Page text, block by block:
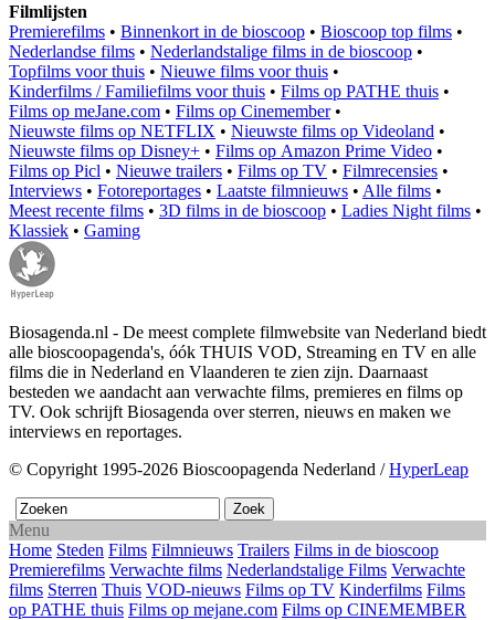
Filmlijsten
Premierefilms • Binnenkort in de bioscoop • Bioscoop top films •
Nederlandse films • Nederlandstalige films in de bioscoop •
Topfilms voor thuis • Nieuwe films voor thuis •
Kinderfilms / Familiefilms voor thuis • Films op PATHE thuis •
Films op meJane.com • Films op Cinemember•
Nieuwste films op NETFLIX • Nieuwste films op Videoland •
Nieuwste films op Disney+ • Films op Amazon Prime Video •
Films op Picl • Nieuwe trailers • Films op TV • Filmrecensies •
Interviews • Fotoreportages • Laatste filmnieuws • Alle films •
Meest recente films • 3D films in de bioscoop • Ladies Night films •
Klassiek • Gaming
Biosagenda.nl - De meest complete filmwebsite van Nederland biedt
alle bioscoopagenda's, óók THUIS VOD, Streaming en TV en alle
films die in Nederland en Vlaanderen te zien zijn. Daarnaast
besteden we aandacht aan verwachte films, premieres en films op
TV. Ook schrijft Biosagenda over sterren, nieuws en maken we
interviews en reportages.
© Copyright 1995-2026 Bioscoopagenda Nederland /HyperLeap
Menu
Home Steden Films Filmnieuws Trailers Films in de bioscoop
Premierefilms Verwachte films Nederlandstalige Films Verwachte
films Sterren Thuis VOD-nieuws Films op TV Kinderfilms Films
op PATHE thuis Films op mejane.com Films op CINEMEMBER